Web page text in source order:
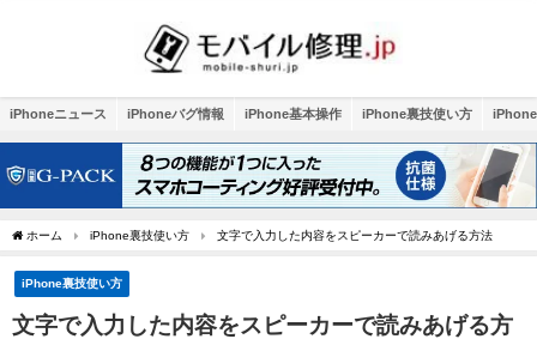
iPhoneニュース iPhoneバグ情報 iPhone基本操作 iPhone裏技使い方
ホーム iPhone裏技使い方 文字で入力した内容をスピーカーで読みあげる方法
iPhone裏技使い方
文字で入力した内容をスピーカーで読みあげる方